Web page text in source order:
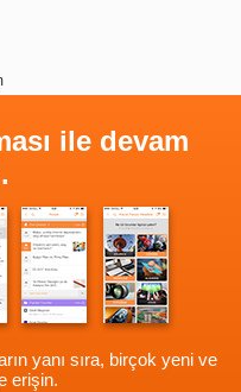
ile devam
yanı sıra, birçok yeni ve
erişin.